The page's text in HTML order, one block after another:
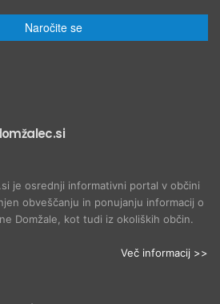
Naročite se
je osrednji informativni portal v občini
obveščanju in ponujanju informacij o
Domžale, kot tudi iz okoliških občin.
Več informacij >>